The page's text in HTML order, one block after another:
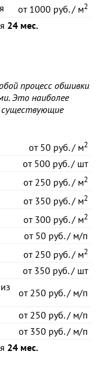
от1000 руб. / м2
24 мес.
процесс обшивки
Это наиболее
от50 руб. / м2
от500 руб. / шт
от250 руб. / м2
от350 руб. / м2
от300 руб. / м2
от50 руб. / м/п
от250 руб. / м2
от350 руб. / шт
от250 руб. / м/п
от250 руб. / м/п
от350 руб. / м/п
24 мес.